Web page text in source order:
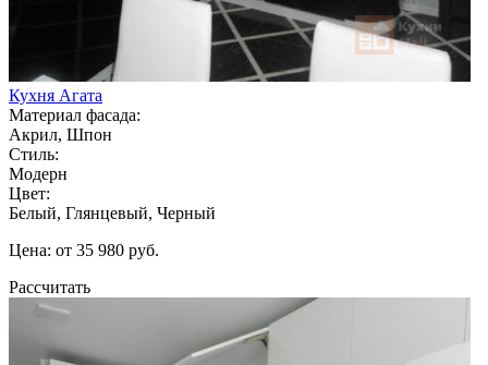
Кухня Агата
Материал фасада:
Акрил, Шпон
Стиль:
Модерн
Цвет:
Белый, Глянцевый, Черный
Цена: от 35 980 руб.
Рассчитать